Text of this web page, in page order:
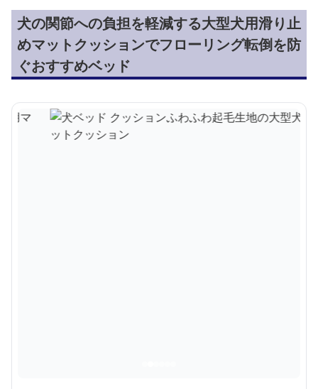
犬の関節への負担を軽減する大型犬用滑り止
めマットクッションでフローリング転倒を防
ぐおすすめベッド